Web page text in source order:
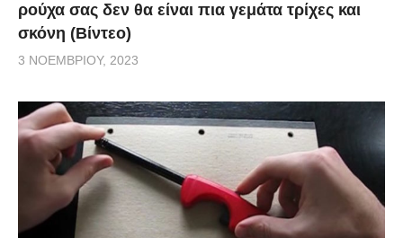
ρούχα σας δεν θα είναι πια γεμάτα τρίχες και
σκόνη (Βίντεο)
3 ΝΟΕΜΒΡΊΟΥ, 2023